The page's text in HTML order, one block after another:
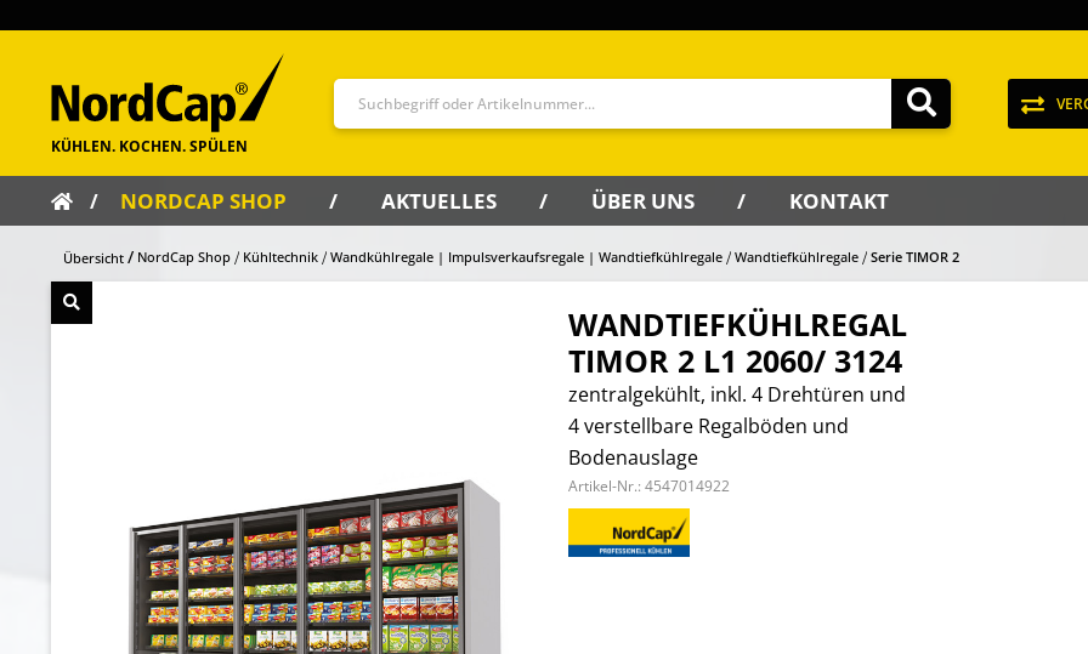
NORDCAP SHOP AKTUELLES ÜBER UNS KONTAKT
Übersicht NordCap Shop Kühltechnik Wandkühlregale | Impulsverkaufsregale | Wandtiefkühlregale Wandtiefkühlregale Serie TIMOR 2
WANDTIEFKÜHLREGAL
TIMOR 2 L1 2060/ 3124
zentralgekühlt, inkl. 4 Drehtüren und
4 verstellbare Regalböden und
Bodenauslage
Artikel-Nr.: 4547014922